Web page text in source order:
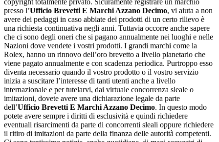
copyright totalmente privato. Sicuramente registrare un marchio
presso l’Ufficio Brevetti E Marchi Azzano Decimo, vi aiuta a non
avere dei pedaggi in caso abbiate dei prodotti di un certo rilievo è
una richiesta continuativa negli anni. Tuttavia occorre anche sapere
che ci sono degli oneri che si pagano annualmente nei luoghi e nelle
Nazioni dove vendete i vostri prodotti. I grandi marchi come la
Rolex, hanno un rinnovo dell’oro brevetto a livello planetario che
viene pagato annualmente e con scadenza periodica. Purtroppo esso
diventa necessario quando il vostro prodotto o il vostro servizio
inizia a suscitare l’interesse di tanti utenti anche a livello
internazionale e per tutelarvi, dai virtuale concorrenza sleale o
imitazioni, dovete avere una dichiarazione legale da parte
dell’Ufficio Brevetti E Marchi Azzano Decimo. In questo modo
potete avere sempre i diritti di esclusività e quindi richiedere
eventuali risarcimenti da parte di concorrenti sleali oppure richiedere
il ritiro di imitazioni da parte della finanza delle autorità competenti.